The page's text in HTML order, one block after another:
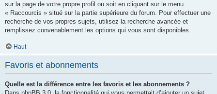
sur la page de votre propre profil ou soit en cliquant sur le menu
« Raccourcis » situé sur la partie supérieure du forum. Pour effectuer une
recherche de vos propres sujets, utilisez la recherche avancée et
remplissez convenablement les options qui vous sont disponibles.
Haut
Favoris et abonnements
Quelle est la différence entre les favoris et les abonnements ?